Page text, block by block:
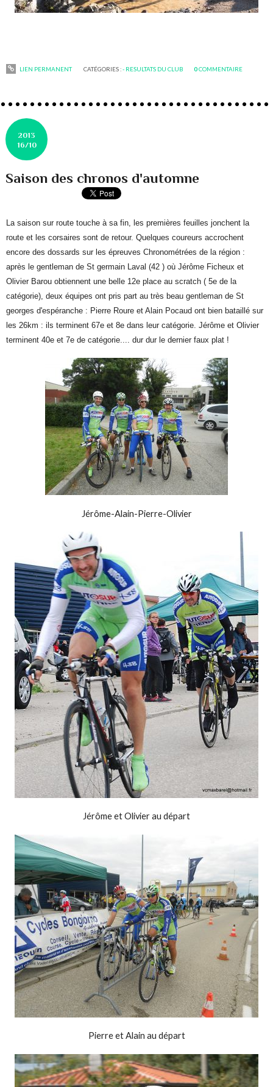
LIEN PERMANENT CATÉGORIES :- RESULTATS DU CLUB 0COMMENTAIRE
2013
16/10
Saison des chronos d'automne
La saison sur route touche à sa fin, les premières feuilles jonchent la
route et les corsaires sont de retour. Quelques coureurs accrochent
encore des dossards sur les épreuves Chronométrées de la région :
après le gentleman de St germain Laval (42 ) où Jérôme Ficheux et
Olivier Barou obtiennent une belle 12e place au scratch ( 5e de la
catégorie), deux équipes ont pris part au très beau gentleman de St
georges d'espéranche : Pierre Roure et Alain Pocaud ont bien bataillé sur
les 26km : ils terminent 67e et 8e dans leur catégorie. Jérôme et Olivier
terminent 40e et 7e de catégorie.... dur dur le dernier faux plat !
Jérôme-Alain-Pierre-Olivier
Jérôme et Olivier au départ
Pierre et Alain au départ